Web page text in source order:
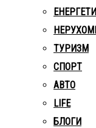
ТУРИЗМ
СПОРТ
АВТО
LIFE
БЛОГИ